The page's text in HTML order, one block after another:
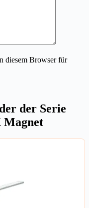
diesem Browser für
der Serie
Magnet